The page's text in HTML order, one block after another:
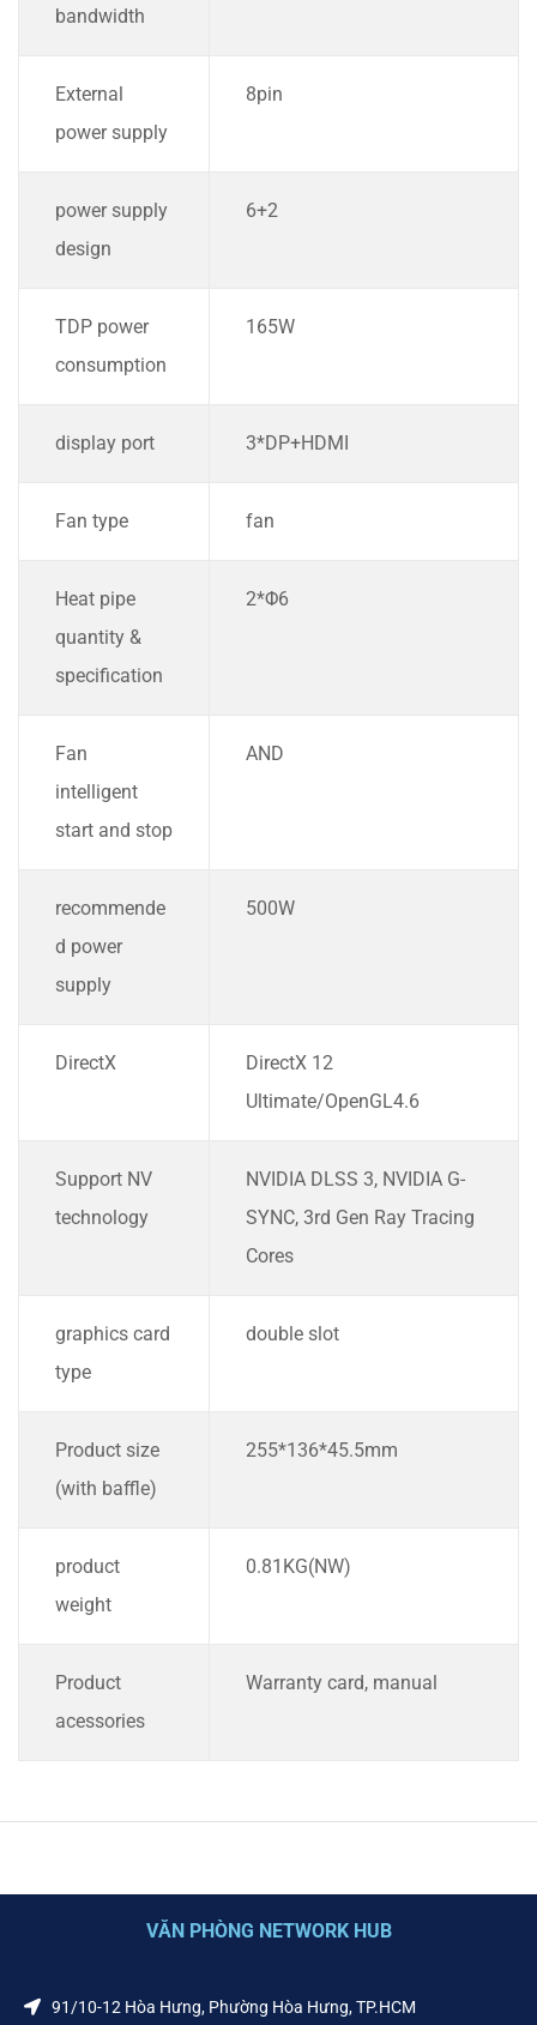
bandwidth
External
power supply
8pin
power supply
design
6+2
TDP power
consumption
165W
display port 3*DP+HDMI
Fan type fan
Heat pipe
quantity &
specification
2*Φ6
Fan
intelligent
start and stop
AND
recommende
d power
supply
500W
DirectX
DirectX 12
Ultimate/OpenGL4.6
Support NV
technology
NVIDIA DLSS 3, NVIDIA G-
SYNC, 3rd Gen Ray Tracing
Cores
graphics card
type
double slot
Product size
(with baffle)
255*136*45.5mm
product
weight
0.81KG(NW)
Product
acessories
Warranty card, manual
VĂN PHÒNG NETWORK HUB
91/10-12 Hòa Hưng, Phường Hòa Hưng, TP.HCM